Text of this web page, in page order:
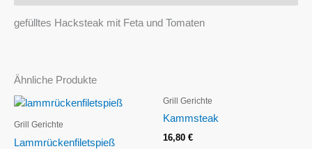
gefülltes Hacksteak mit Feta und Tomaten
Ähnliche Produkte
Grill Gerichte
Lammrückenfiletspieß
Grill Gerichte
Kammsteak
16,80 €